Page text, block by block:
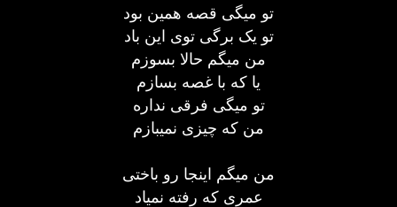
تو میگی قصه همین بود
تو یک برگی توی این باد
من میگم حالا بسوزم
یا که با غصه بسازم
تو میگی فرقی نداره
من که چیزی نمیبازم
من میگم اینجا رو باختی
عمری که رفته نمیاد